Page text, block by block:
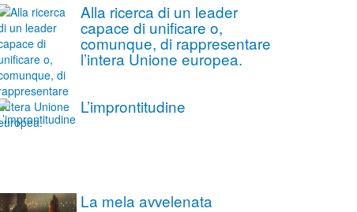
Alla ricerca di un leader
capace di unificare o,
comunque, di rappresentare
l’intera Unione europea.
L’improntitudine
La mela avvelenata